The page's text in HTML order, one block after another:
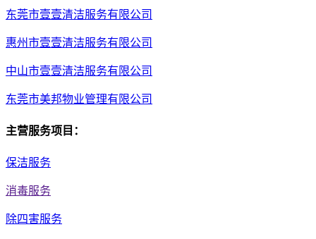
东莞市壹壹清洁服务有限公司
惠州市壹壹清洁服务有限公司
中山市壹壹清洁服务有限公司
东莞市美邦物业管理有限公司
主营服务项目：
保洁服务
消毒服务
除四害服务